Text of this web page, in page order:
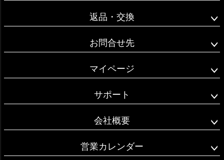
返品・交換
お問合せ先
マイページ
サポート
会社概要
営業カレンダー